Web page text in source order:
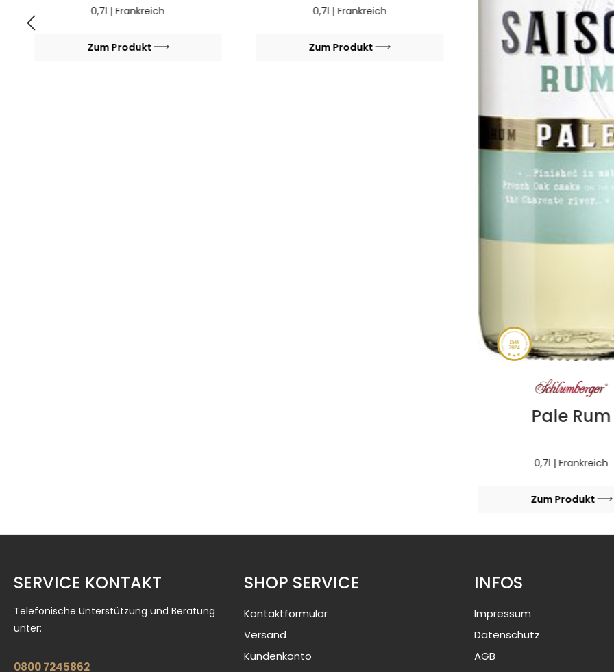
0,7l | Frankreich
Zum Produkt
0,7l | Frankreich
Zum Produkt
ISW
2024
Pale Rum
0,7l | Frankreich
Zum Produkt
SERVICE KONTAKT
Telefonische Unterstützung und Beratung
unter:
0800 7245862
SHOP SERVICE
Kontaktformular
Versand
Kundenkonto
INFOS
Impressum
Datenschutz
AGB